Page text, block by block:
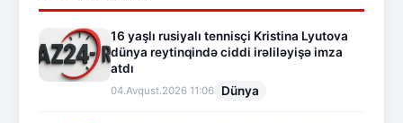
16 yaşlı rusiyalı tennisçi Kristina Lyutova
dünya reytinqində ciddi irəliləyişə imza
atdı
04.Avqust.2026 11:06 Dünya